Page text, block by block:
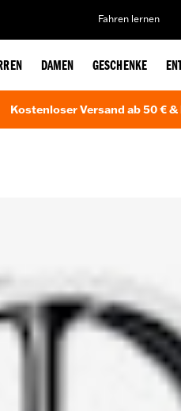
Fahren lernen
DAMEN GESCHENKE
Kostenloser Versand ab 50 €